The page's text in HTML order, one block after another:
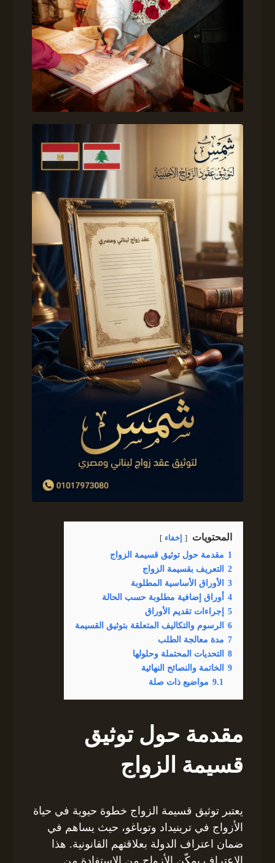
المحتويات إخفاء
1 مقدمة حول توثيق قسيمة الزواج
2
التعريف بقسيمة الزواج
3
الأوراق الأساسية المطلوبة
4
أوراق إضافية مطلوبة حسب الحالة
5
إجراءات تقديم الأوراق
6
الرسوم والتكاليف المتعلقة بتوثيق القسيمة
7 مدة معالجة الطلب
8
التحديات المحتملة وحلولها
9
الخاتمة والنصائح النهائية
9.1 مواضيع ذات صلة
مقدمة حول توثيق
قسيمة الزواج
يعتبر توثيق قسيمة الزواج خطوة حيوية في حياة
الأزواج في ترينيداد وتوباغو، حيث يساهم في
ضمان اعتراف الدولة بعلاقتهم القانونية. هذا
الاعتراف يمكّن الأزواج من الاستفادة من